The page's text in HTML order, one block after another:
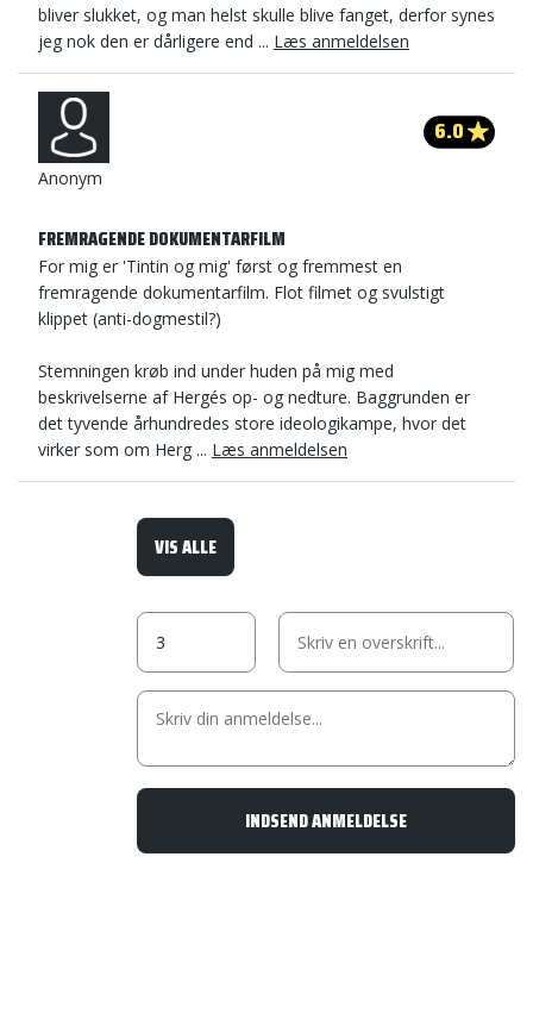
bliver slukket, og man helst skulle blive fanget, derfor synes
jeg nok den er dårligere end ... Læs anmeldelsen
Anonym
6.0
FREMRAGENDE DOKUMENTARFILM
For mig er 'Tintin og mig' først og fremmest en
fremragende dokumentarfilm. Flot filmet og svulstigt
klippet (anti-dogmestil?)
Stemningen krøb ind under huden på mig med
beskrivelserne af Hergés op- og nedture. Baggrunden er
det tyvende århundredes store ideologikampe, hvor det
virker som om Herg ... Læs anmeldelsen
VIS ALLE